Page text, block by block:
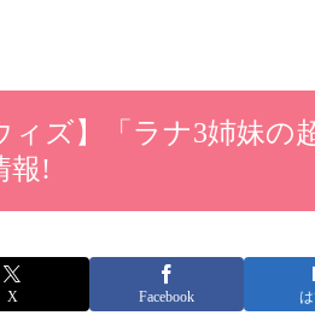
ィズ】「ラナ3姉妹
報!
X Facebook